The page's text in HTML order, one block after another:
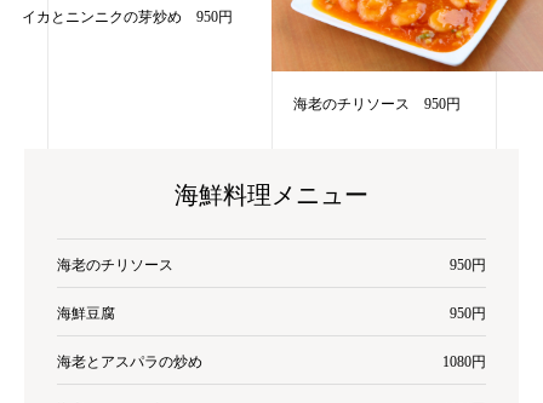
イカとニンニクの芽炒め 950円
海老のチリソース 950円
海鮮料理メニュー
海老のチリソース 950円
海鮮豆腐 950円
海老とアスパラの炒め 1080円